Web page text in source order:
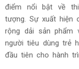
điểm nổi bật về
tượng. Sự xuất hiện
rộng dải sản
người tiêu dùng trẻ
đầu tiên cho hành